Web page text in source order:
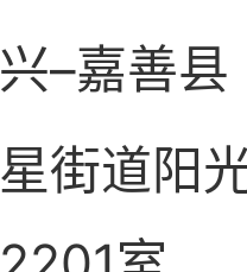
–嘉善县
街道阳